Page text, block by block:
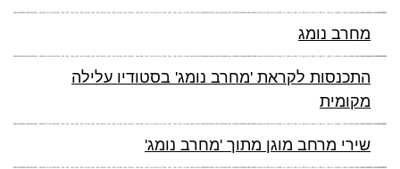
מחרב נומג
התכנסות לקראת 'מחרב נומג' בסטודיו עלילה
מקומית
שירי מרחב מוגן מתוך 'מחרב נומג'